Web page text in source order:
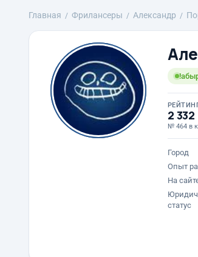
Главная Фрилансеры Александр
2 332
№ 464 в
Город
Опыт
На
статус